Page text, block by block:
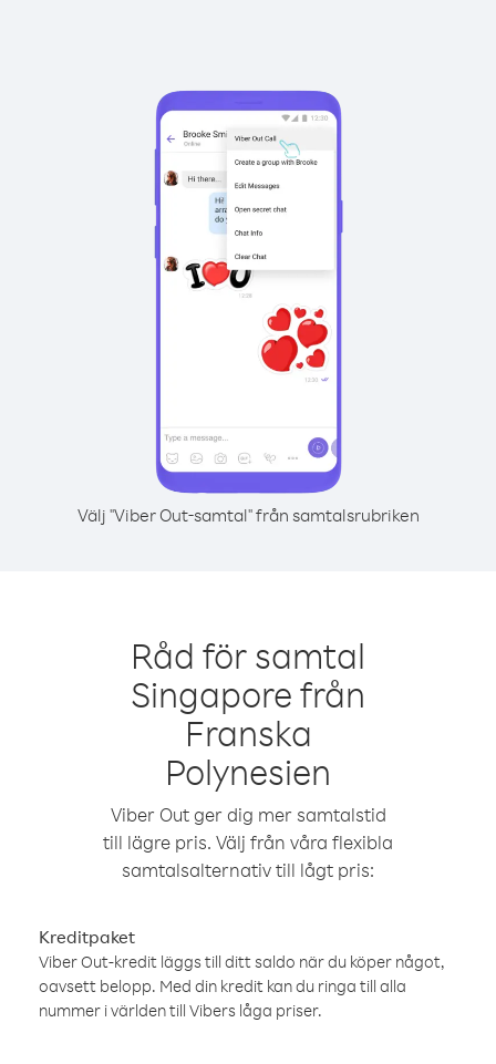
Välj "Viber Out-samtal" från samtalsrubriken
Råd för samtal
Singapore från
Franska
Polynesien
Viber Out ger dig mer samtalstid
till lägre pris. Välj från våra flexibla
samtalsalternativ till lågt pris:
Kreditpaket
Viber Out-kredit läggs till ditt saldo när du köper något,
oavsett belopp. Med din kredit kan du ringa till alla
nummer i världen till Vibers låga priser.